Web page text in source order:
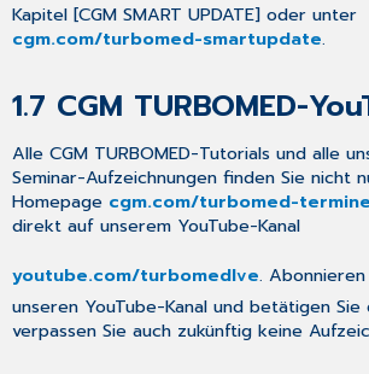
COVID-
19-
nur
noch
bis
30.09.2022
kostenfrei
2.2
ungeeigneten
Dauerdiagnosen
2.3
Kapitel [CGM SMART UPDATE] oder unter
cgm.com/turbomed-smartupdate.
1.7 CGM TURBOMED-
Alle CGM TURBOMED-Tutorials und alle
Seminar-Aufzeichnungen finden Sienicht
Homepage cgm.com/turbomed-termine
direkt auf unserem YouTube-Kanal
youtube.com/turbomedlve.
unseren YouTube-Kanal und betätigen Sie
verpassen Sie auch zukünftigkeine